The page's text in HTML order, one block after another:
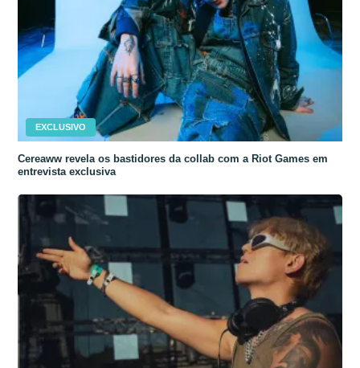
EXCLUSIVO
Cereaww revela os bastidores da collab com a Riot Games em
entrevista exclusiva